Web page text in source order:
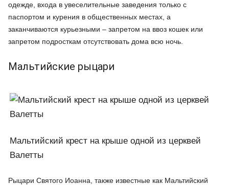
одежде, входа в увеселительные заведения только с
паспортом и курения в общественных местах, а
заканчиваются курьезными – запретом на ввоз кошек или
запретом подросткам отсутствовать дома всю ночь.
Мальтийские рыцари
Мальтийский крест на крыше одной из церквей
Валетты
Рыцари Святого Иоанна, также известные как Мальтийский